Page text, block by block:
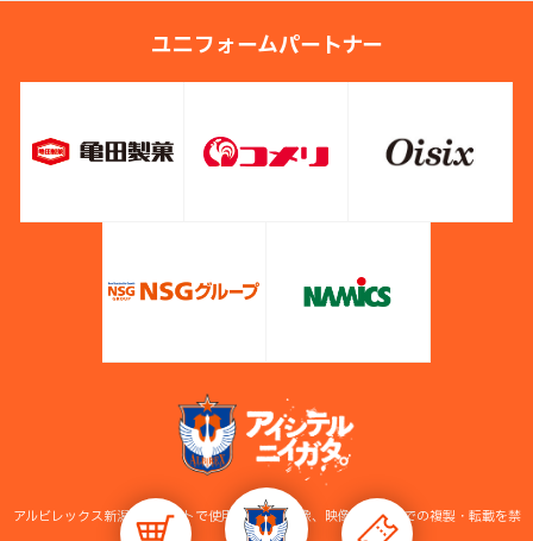
ユニフォームパートナー
アルビレックス新潟公式サイトで使用している画像、映像等の無断での複製・転載を禁